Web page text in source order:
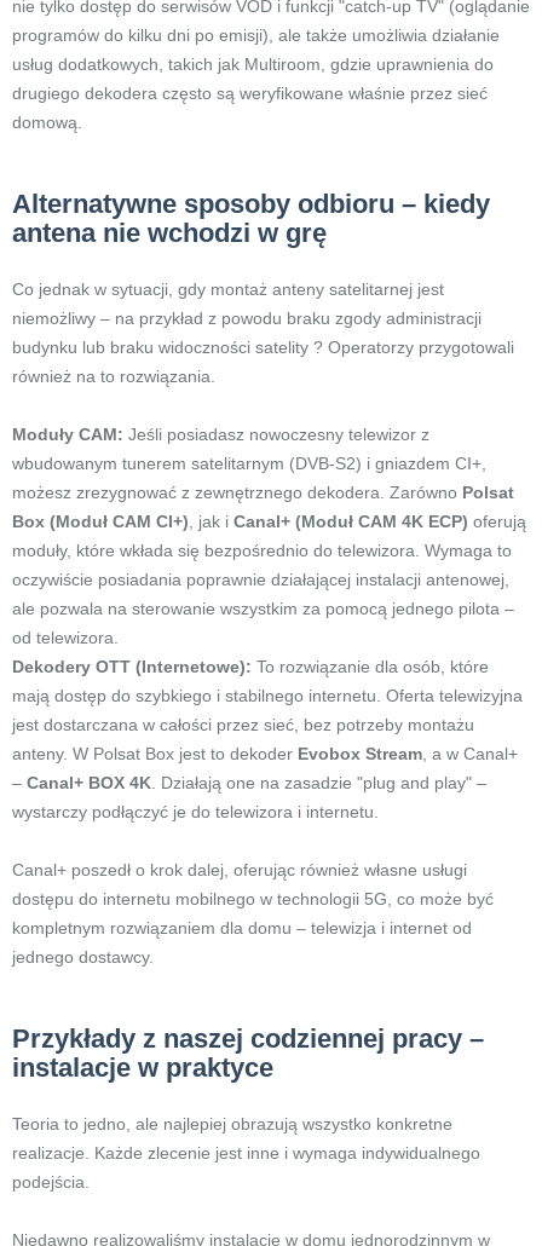
nie tylko dostęp do serwisów VOD i funkcji "catch-up TV" (oglądanie
programów do kilku dni po emisji), ale także umożliwia działanie
usług dodatkowych, takich jak Multiroom, gdzie uprawnienia do
drugiego dekodera często są weryfikowane właśnie przez sieć
domową.
Alternatywne sposoby odbioru – kiedy
antena nie wchodzi w grę
Co jednak w sytuacji, gdy montaż anteny satelitarnej jest
niemożliwy – na przykład z powodu braku zgody administracji
budynku lub braku widoczności satelity ? Operatorzy przygotowali
również na to rozwiązania.
Moduły CAM: Jeśli posiadasz nowoczesny telewizor z
wbudowanym tunerem satelitarnym (DVB-S2) i gniazdem CI+,
możesz zrezygnować z zewnętrznego dekodera. Zarówno Polsat
Box (Moduł CAM CI+) , jak i Canal+ (Moduł CAM 4K ECP) oferują
moduły, które wkłada się bezpośrednio do telewizora. Wymaga to
oczywiście posiadania poprawnie działającej instalacji antenowej,
ale pozwala na sterowanie wszystkim za pomocą jednego pilota –
od telewizora.
Dekodery OTT (Internetowe): To rozwiązanie dla osób, które
mają dostęp do szybkiego i stabilnego internetu. Oferta telewizyjna
jest dostarczana w całości przez sieć, bez potrzeby montażu
anteny. W Polsat Box jest to dekoder Evobox Stream , a w Canal+
– Canal+ BOX 4K . Działają one na zasadzie "plug and play" –
wystarczy podłączyć je do telewizora i internetu.
Canal+ poszedł o krok dalej, oferując również własne usługi
dostępu do internetu mobilnego w technologii 5G, co może być
kompletnym rozwiązaniem dla domu – telewizja i internet od
jednego dostawcy.
Przykłady z naszej codziennej pracy –
instalacje w praktyce
Teoria to jedno, ale najlepiej obrazują wszystko konkretne
realizacje. Każde zlecenie jest inne i wymaga indywidualnego
podejścia.
Niedawno realizowaliśmy instalację w domu jednorodzinnym w